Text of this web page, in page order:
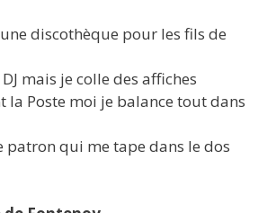
une discothèque pour les fils de
mais je colle des affiches
la Poste moi je balance tout dans
patron qui me tape dans le dos